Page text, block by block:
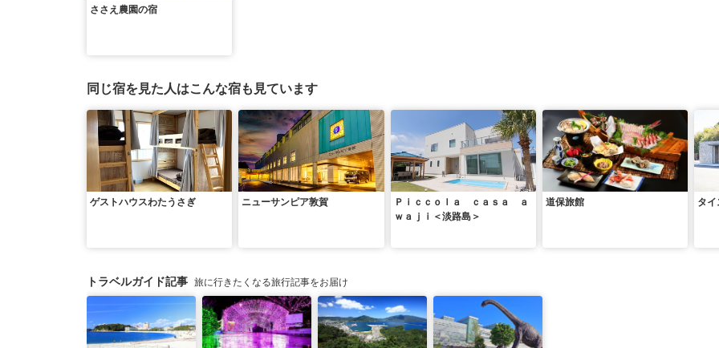
ささえ農園の宿
同じ宿を見た人はこんな宿も見ています
ゲストハウスわたうさぎ ニューサンピア敦賀
Ｐｉｃｃｏｌａ ｃａｓａ ａ
ｗａｊｉ＜淡路島＞
道保旅館 タ
トラベルガイド記事 旅に行きたくなる旅行記事をお届け